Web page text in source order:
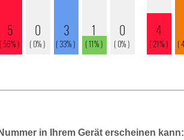
in Ihrem Gerät erscheinen kann: